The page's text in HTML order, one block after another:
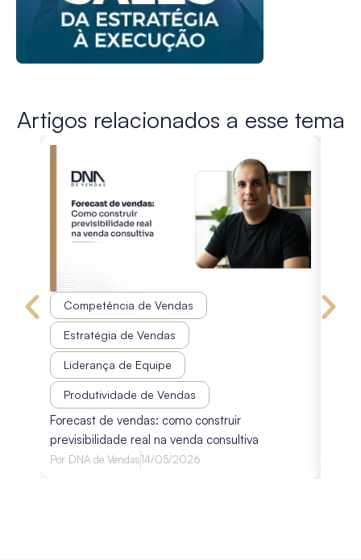
Artigos relacionados a esse tema
Competência de Vendas
Estratégia de Vendas
Liderança de Equipe
Produtividade de Vendas
Forecast de vendas: como construir
previsibilidade real na venda consultiva
Por DNA de Vendas14/05/2026